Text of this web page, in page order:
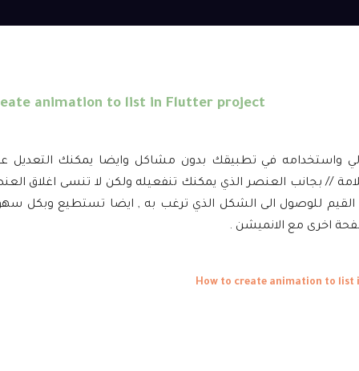
animation to list in Flutter project
واستخدامه في تطبيقك بدون مشاكل وايضا يمكنك التعديل
بجانب العنصر الذي يمكنك تنفعيله ولكن لا تنسى اغلاق
للوصول الى الشكل الذي ترغب به , ايضا تستطيع وبكل